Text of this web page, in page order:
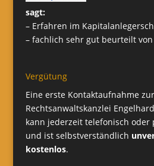
sagt:
– Erfahren im
– fachlich sehr gut beurteilt
Vergütung
Eine erste Kontaktaufnahme zur
Rechtsanwaltskanzlei
kann jederzeit telefonisch oder
und ist selbstverständlich
kostenlos.